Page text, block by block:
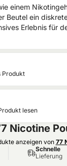
einem
Beutel ein
Erlebnis für
Produkt
lesen
Nicotine
anzeigen von 77
Schnelle
Lieferung